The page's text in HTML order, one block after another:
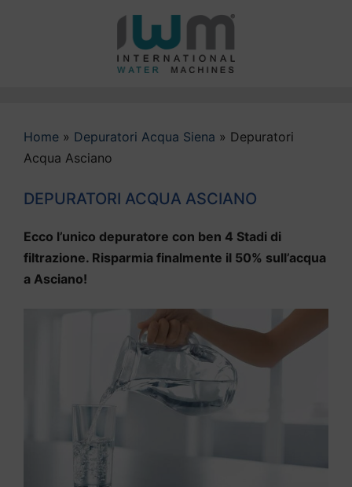
Home » Depuratori Acqua Siena » Depuratori
Acqua Asciano
DEPURATORI ACQUA ASCIANO
Ecco l’unico depuratore con ben 4 Stadi di
filtrazione. Risparmia finalmente il 50% sull’acqua
a Asciano!